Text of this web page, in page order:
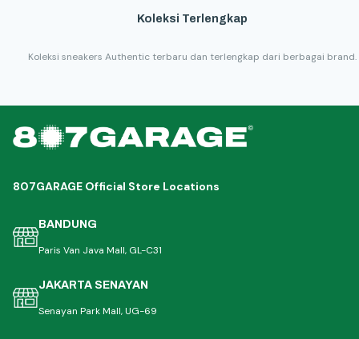
Koleksi Terlengkap
Koleksi sneakers Authentic terbaru dan terlengkap dari berbagai brand.
807GARAGE Official Store Locations
BANDUNG
Paris Van Java Mall, GL-C31
JAKARTA SENAYAN
Senayan Park Mall, UG-69